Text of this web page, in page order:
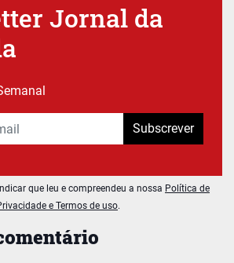
Jornal da
Subscrever
que leu e compreendeu a nossa Política de
e Termos de uso.